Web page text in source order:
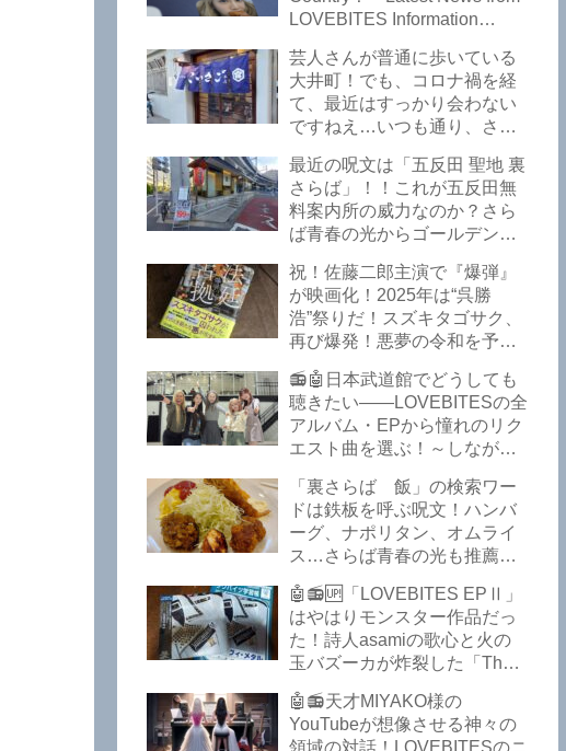
LOVEBITES Information
芸人さんが普通に歩いている
大井町！でも、コロナ禍を経
て、最近はすっかり会わない
ですねえ…いつも通り、さぼ
から飲んできました。私以外
にもLOVEBITESファンが数名
いるようですよ笑
最近の呪文は「五反田 聖地 裏
さらば」！！これが五反田無
料案内所の威力なのか？さら
ば青春の光からゴールデンウ
いた！激安の肉の刺し盛りが
美味い！酒もぶっちぎりで安
い！本格焼鳥 五反田「富士
屋」がオープンから３カ月で
ごった返しているぞ！【さら
ば青春の光 五反田 グルメ】
祝！佐藤二郎主演で『爆弾』
が映画化！2025年は“呉勝
浩”祭りだ！スズキタゴサク、
再び爆発！悪夢の令和を予言
２』が不気味な存在感で他を
圧倒した！異形の家族小説
『Q』も文句なしだぞ！～
2025年版「このミステリーが
すごい！」
📻🤖日本武道館でどうしても
聴きたい――LOVEBITESの全
アルバム・EPから憧れのリク
エスト曲を選ぶ！～しながわ
武道館】【ラブバイツ 武道
館】【LOVEBITES 武道館 セ
トリ】【LOVEBITES リクエ
スト曲】【LOVEBITES
Inspire】【LOVEBITES Under
The Red Sky】【LOVEBITES
Epilogue】【LOVEBITES
Today Is The Day】
【LOVEBITES Dystopia
Symphony】【LOVEBITES
My Orion】【LOVEBITES
Lost In The Garden】
「裏さらば 飯」の検索ワー
ドは鉄板を呼ぶ呪文！ハンバ
ーグ、ナポリタン、オムライ
ス…さらば青春の光も推薦！
定のお子様ランチを食ってき
たよ！【さらば青春の光 五反
田 グルメ】
🤖📻🆙「LOVEBITES EPⅡ」
はやはりモンスター作品だっ
た！詩人asamiの歌心と火の
玉バズーカが炸裂した「The
のだぞ！～しながわロックラ
ジオ【追記あり】
🤖📻天才MIYAKO様の
YouTubeが想像させる神々の
領域の対話！LOVEBITESのニ